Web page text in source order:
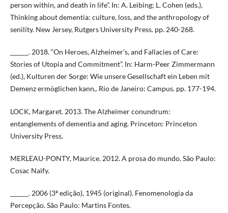
person within, and death in life”. In: A. Leibing; L. Cohen (eds.),
Thinking about dementia: culture, loss, and the anthropology of
senility. New Jersey, Rutgers University Press. pp. 240-268.
______. 2018. “On Heroes, Alzheimer’s, and Fallacies of Care:
Stories of Utopia and Commitment”. In: Harm-Peer Zimmermann
(ed.), Kulturen der Sorge: Wie unsere Gesellschaft ein Leben mit
Demenz ermöglichen kann,. Rio de Janeiro: Campus. pp. 177-194.
LOCK, Margaret. 2013. The Alzheimer conundrum:
entanglements of dementia and aging. Princeton: Princeton
University Press.
MERLEAU-PONTY, Maurice. 2012. A prosa do mundo. São Paulo:
Cosac Naify.
______. 2006 (3ª edição), 1945 (original). Fenomenologia da
Percepção. São Paulo: Martins Fontes.